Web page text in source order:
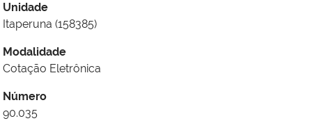
Unidade
Itaperuna (158385)
Modalidade
Cotação Eletrônica
Número
90.035